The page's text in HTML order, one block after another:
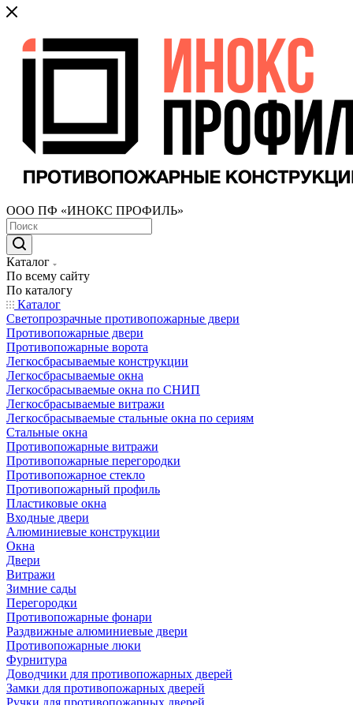
ООО ПФ «ИНОКС ПРОФИЛЬ»
Каталог
По всему сайту
По каталогу
Каталог
Светопрозрачные противопожарные двери
Противопожарные двери
Противопожарные ворота
Легкосбрасываемые конструкции
Легкосбрасываемые окна
Легкосбрасываемые окна по СНИП
Легкосбрасываемые витражи
Легкосбрасываемые стальные окна по сериям
Стальные окна
Противопожарные витражи
Противопожарные перегородки
Противопожарное стекло
Противопожарный профиль
Пластиковые окна
Входные двери
Алюминиевые конструкции
Окна
Двери
Витражи
Зимние сады
Перегородки
Противопожарные фонари
Раздвижные алюминиевые двери
Противопожарные люки
Фурнитура
Доводчики для противопожарных дверей
Замки для противопожарных дверей
Ручки для противопожарных дверей